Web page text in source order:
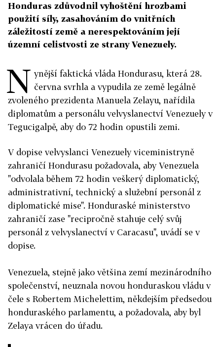
Honduras zdůvodnil vyhoštění hrozbami
použití síly, zasahováním do vnitřních
záležitostí země a nerespektováním její
územní celistvosti ze strany Venezuely.
N ynější faktická vláda Hondurasu, která 28.
června svrhla a vypudila ze země legálně
zvoleného prezidenta Manuela Zelayu, nařídila
diplomatům a personálu velvyslanectví Venezuely v
Tegucigalpě, aby do 72 hodin opustili zemi.
V dopise velvyslanci Venezuely viceministryně
zahraničí Hondurasu požadovala, aby Venezuela
"odvolala během 72 hodin veškerý diplomatický,
administrativní, technický a služební personál z
diplomatické mise". Honduraské ministerstvo
zahraničí zase "recipročně stahuje celý svůj
personál z velvyslanectví v Caracasu", uvádí se v
dopise.
Venezuela, stejně jako většina zemí mezinárodního
společenství, neuznala novou honduraskou vládu v
čele s Robertem Michelettim, někdejším předsedou
honduraského parlamentu, a požadovala, aby byl
Zelaya vrácen do úřadu.